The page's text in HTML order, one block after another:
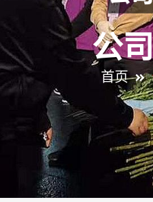
公
首页